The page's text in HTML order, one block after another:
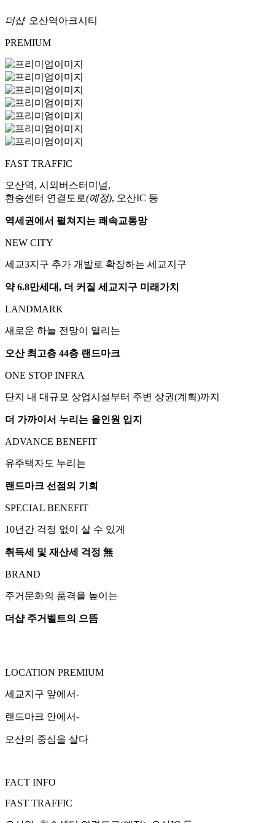
더샵 오산역아크시티
PREMIUM
FAST TRAFFIC
오산역, 시외버스터미널,
환승센터 연결도로(예정), 오산IC 등
역세권에서 펼쳐지는 쾌속교통망
NEW CITY
세교3지구 추가 개발로 확장하는 세교지구
약 6.8만세대, 더 커질 세교지구 미래가치
LANDMARK
새로운 하늘 전망이 열리는
오산 최고층 44층 랜드마크
ONE STOP INFRA
단지 내 대규모 상업시설부터 주변 상권(계획)까지
더 가까이서 누리는 올인원 입지
ADVANCE BENEFIT
유주택자도 누리는
랜드마크 선점의 기회
SPECIAL BENEFIT
10년간 걱정 없이 살 수 있게
취득세 및 재산세 걱정 無
BRAND
주거문화의 품격을 높이는
더샵 주거벨트의 으뜸
LOCATION PREMIUM
세교지구 앞에서-
랜드마크 안에서-
오산의 중심을 살다
FACT INFO
FAST TRAFFIC